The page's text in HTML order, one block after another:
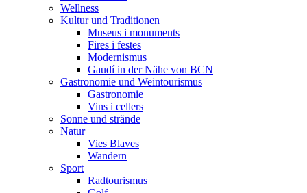
Wellness
Kultur und Traditionen
Museus i monuments
Fires i festes
Modernismus
Gaudí in der Nähe von BCN
Gastronomie und Weintourismus
Gastronomie
Vins i cellers
Sonne und strände
Natur
Vies Blaves
Wandern
Sport
Radtourismus